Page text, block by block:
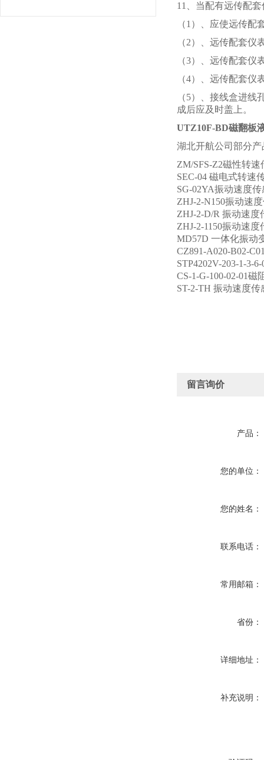
11、当配有远传配
（1）、应使远传
（2）、远传配套仪
（3）、远传配套
（4）、远传配套
（5）、接线盒进
成后应及时盖上。
UTZ10F-BD磁翻板
湖北开航公司部分产
ZM/SFS-Z2磁性转速
SEC-04 磁电式转速
SG-02YA振动速度传
ZHJ-2-N150振动速
ZHJ-2-D/R 振动速度
ZHJ-2-1150振动速度
MD57D 一体化振动
CZ891-A020-B02-
STP4202V-203-1-3-
CS-1-G-100-02-01磁
ST-2-TH 振动速度传
留言询价
产品：
您的单位：
您的姓名：
联系电话：
常用邮箱：
省份：
详细地址：
补充说明：